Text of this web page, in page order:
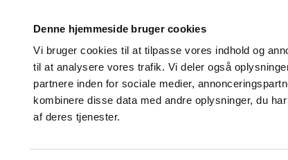
Denne hjemmeside bruger cookies
Vi bruger cookies til at tilpasse vores indhold og
til at analysere vores trafik. Vi deler også
partnere inden for sociale medier,
kombinere disse data med andre oplysninger, du
af deres tjenester.
Godkendelse og
Bivirkninger og
produktinformation